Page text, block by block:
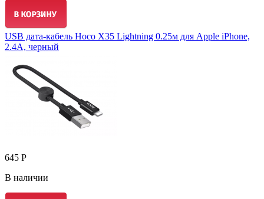
USB дата-кабель Hoco X35 Lightning 0.25м для Apple iPhone,
2.4A, черный
645 Р
В наличии